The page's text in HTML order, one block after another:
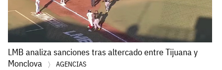
LMB analiza sanciones tras altercado entre Tijuana y
Monclova
AGENCIAS